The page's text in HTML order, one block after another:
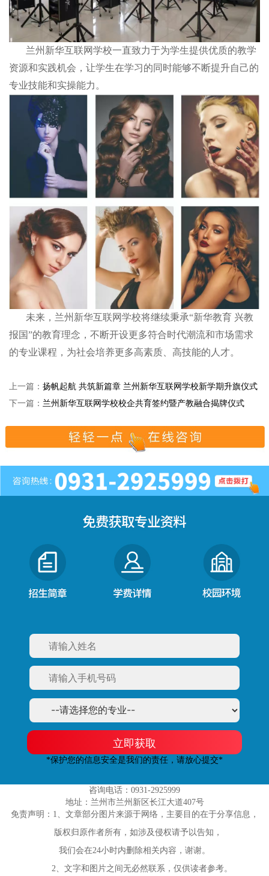
兰州新华互联网学校一直致力于为学生提供优质的教学
资源和实践机会，让学生在学习的同时能够不断提升自己的
专业技能和实操能力。
未来，兰州新华互联网学校将继续秉承“新华教育 兴教
报国”的教育理念，不断开设更多符合时代潮流和市场需求
的专业课程，为社会培养更多高素质、高技能的人才。
上一篇： 扬帆起航 共筑新篇章 兰州新华互联网学校新学期升旗仪式
下一篇： 兰州新华互联网学校校企共育签约暨产教融合揭牌仪式
立即获取
*保护您的信息安全是我们的责任，请放心提交*
咨询电话：0931-2925999
地址：兰州市兰州新区长江大道407号
免责声明：1、文章部分图片来源于网络，主要目的在于分享信息，
版权归原作者所有，如涉及侵权请予以告知，
我们会在24小时内删除相关内容，谢谢。
2、文字和图片之间无必然联系，仅供读者参考。